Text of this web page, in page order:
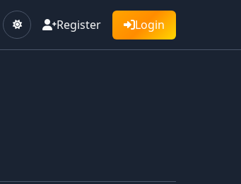
Register Login